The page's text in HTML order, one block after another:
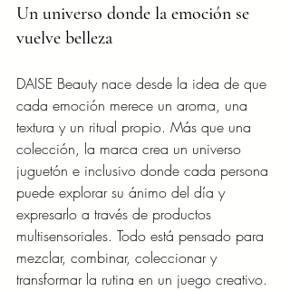
Un universo donde la emoción se
vuelve belleza
DAISE Beauty nace desde la idea de que
cada emoción merece un aroma, una
textura y un ritual propio. Más que una
colección, la marca crea un universo
juguetón e inclusivo donde cada persona
puede explorar su ánimo del día y
expresarlo a través de productos
multisensoriales. Todo está pensado para
mezclar, combinar, coleccionar y
transformar la rutina en un juego creativo.